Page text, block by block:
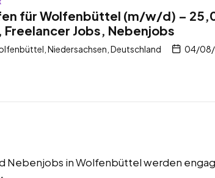
für Wolfenbüttel (m/w/d) –
Freelancer Jobs, Nebenjobs
Niedersachsen, Deutschland 04/
Nebenjobs in Wolfenbüttel werden